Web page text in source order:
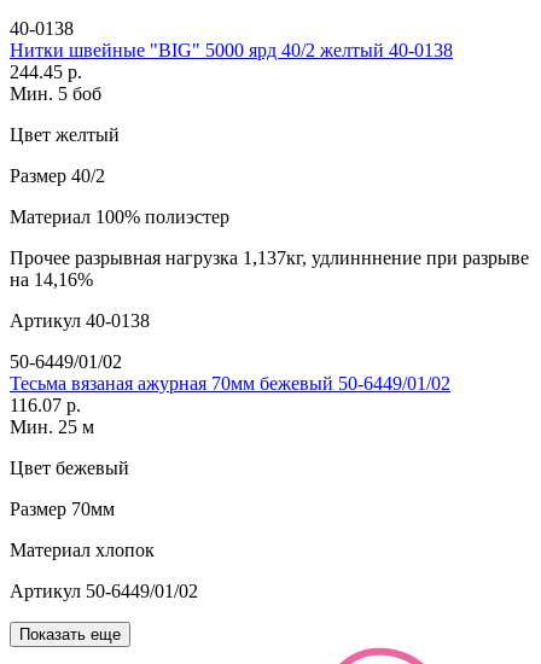
40-0138
Нитки швейные "BIG" 5000 ярд 40/2 желтый 40-0138
244.45 р.
Мин. 5 боб
Цвет желтый
Размер 40/2
Материал 100% полиэстер
Прочее разрывная нагрузка 1,137кг, удлинннение при разрыве
на 14,16%
Артикул 40-0138
50-6449/01/02
Тесьма вязаная ажурная 70мм бежевый 50-6449/01/02
116.07 р.
Мин. 25 м
Цвет бежевый
Размер 70мм
Материал хлопок
Артикул 50-6449/01/02
Показать еще